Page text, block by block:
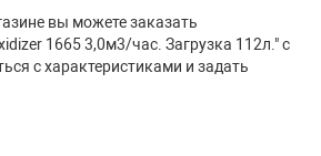
вы можете заказать
1665 3,0м3/час. Загрузка 112л." с
с характеристиками и задать